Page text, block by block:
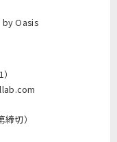
by Oasis
切）